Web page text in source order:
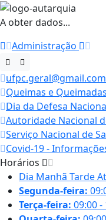
A obter dados...
Administração
ufpc.geral@gmail.com
Queimas e Queimadas
Dia da Defesa
Autoridade Nacional
Serviço Nacional de
Covid-19 -
Horários
Dia Manhã Tarde
Segunda-feira:
Terça-feira: 09:00 -